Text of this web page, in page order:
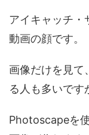
アイキャッチ・
動画の顔です。
画像だけを見て
る人も多いです
Photoscapeを